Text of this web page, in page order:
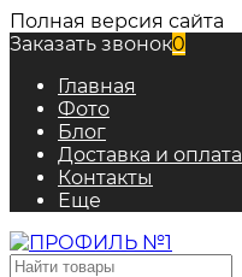
Полная версия сайта
Заказать звонок0
Главная
Фото
Блог
Доставка и оплата
Контакты
Еще